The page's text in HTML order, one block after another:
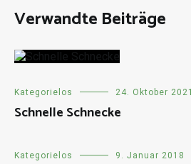
Verwandte Beiträge
Kategorielos 24. Oktober 2021
Schnelle Schnecke
Kategorielos 9. Januar 2018